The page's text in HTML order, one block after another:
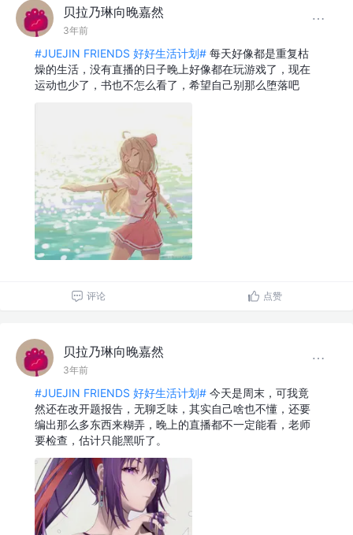
贝拉乃琳向晚嘉然
3年前
#JUEJIN FRIENDS 好好生活计划# 每天好像都是重复枯
燥的生活，没有直播的日子晚上好像都在玩游戏了，现在
运动也少了，书也不怎么看了，希望自己别那么堕落吧
评论 点赞
贝拉乃琳向晚嘉然
3年前
#JUEJIN FRIENDS 好好生活计划# 今天是周末，可我竟
然还在改开题报告，无聊乏味，其实自己啥也不懂，还要
编出那么多东西来糊弄，晚上的直播都不一定能看，老师
要检查，估计只能黑听了。